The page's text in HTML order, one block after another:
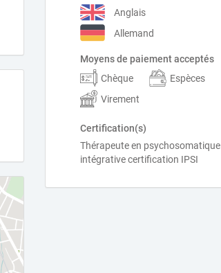
Anglais
Allemand
Moyens de paiement acceptés
Chèque
Espèces
Virement
Certification(s)
Thérapeute en psychosomatique
intégrative certification IPSI